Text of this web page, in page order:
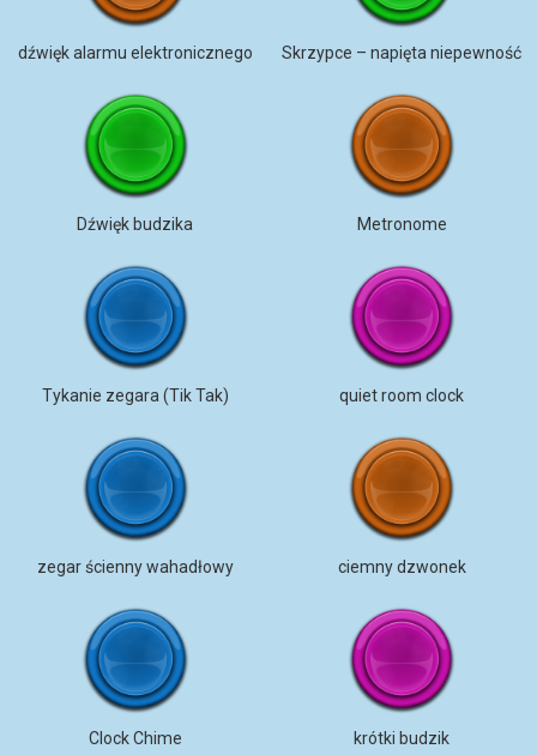
dźwięk alarmu elektronicznego Skrzypce – napięta niepewność
Dźwięk budzika Metronome
Tykanie zegara (Tik Tak) quiet room clock
zegar ścienny wahadłowy ciemny dzwonek
Clock Chime krótki budzik